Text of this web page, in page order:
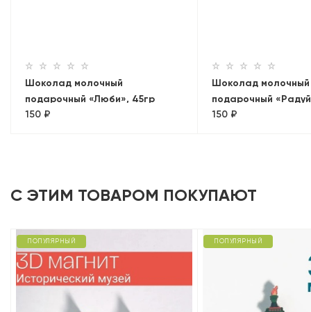
Шоколад молочный
подарочный «Люби», 45гр
150 ₽
Шоколад молочный
подарочный
150 ₽
С ЭТИМ ТОВАРОМ ПОКУПАЮТ
ПОПУЛЯРНЫЙ ПОПУЛЯРНЫЙ